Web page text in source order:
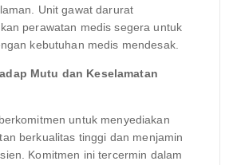
Unit gawat darurat
perawatan medis segera untuk
kebutuhan medis mendesak.
Mutu dan Keselamatan
untuk menyediakan
berkualitas tinggi dan menjamin
Komitmen ini tercermin dalam